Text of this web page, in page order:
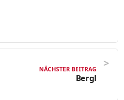
NÄCHSTER BEITRAG
Bergl